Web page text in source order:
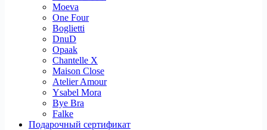
Moeva
One Four
Boglietti
DnuD
Opaak
Chantelle X
Maison Close
Atelier Amour
Ysabel Mora
Bye Bra
Falke
Подарочный сертификат